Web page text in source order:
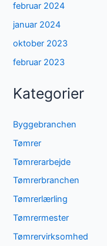
februar 2024
januar 2024
oktober 2023
februar 2023
Kategorier
Byggebranchen
Tømrer
Tømrerarbejde
Tømrerbranchen
Tømrerlærling
Tømrermester
Tømrervirksomhed